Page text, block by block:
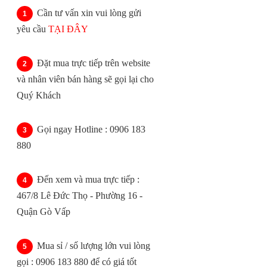
Cần tư vấn xin vui lòng gửi
yêu cầu TẠI ĐÂY
Đặt mua trực tiếp trên website
và nhân viên bán hàng sẽ gọi lại cho
Quý Khách
Gọi ngay Hotline : 0906 183
880
Đến xem và mua trực tiếp :
467/8 Lê Đức Thọ - Phường 16 -
Quận Gò Vấp
Mua sỉ / số lượng lớn vui lòng
gọi : 0906 183 880 để có giá tốt